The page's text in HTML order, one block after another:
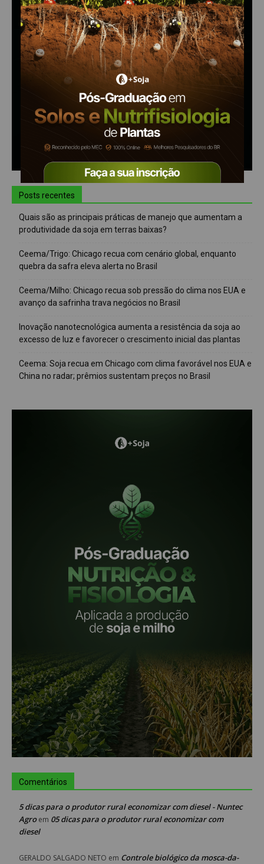
Posts recentes
Quais são as principais práticas de manejo que aumentam a
produtividade da soja em terras baixas?
Ceema/Trigo: Chicago recua com cenário global, enquanto
quebra da safra eleva alerta no Brasil
Ceema/Milho: Chicago recua sob pressão do clima nos EUA e
avanço da safrinha trava negócios no Brasil
Inovação nanotecnológica aumenta a resistência da soja ao
excesso de luz e favorecer o crescimento inicial das plantas
Ceema: Soja recua em Chicago com clima favorável nos EUA e
China no radar; prêmios sustentam preços no Brasil
Comentários
5 dicas para o produtor rural economizar com diesel - Nuntec
Agroem 05 dicas para o produtor rural economizar com
diesel
GERALDO SALGADO NETO em Controle biológico da mosca-da-